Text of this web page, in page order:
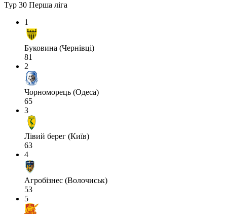
Тур 30 Перша ліга
1
Буковина (Чернівці)
81
2
Чорноморець (Одеса)
65
3
Лівий берег (Київ)
63
4
Агробізнес (Волочиськ)
53
5